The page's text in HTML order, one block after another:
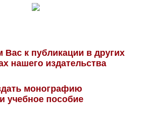
Вас к публикации в других
нашего издательства
монографию
учебное пособие